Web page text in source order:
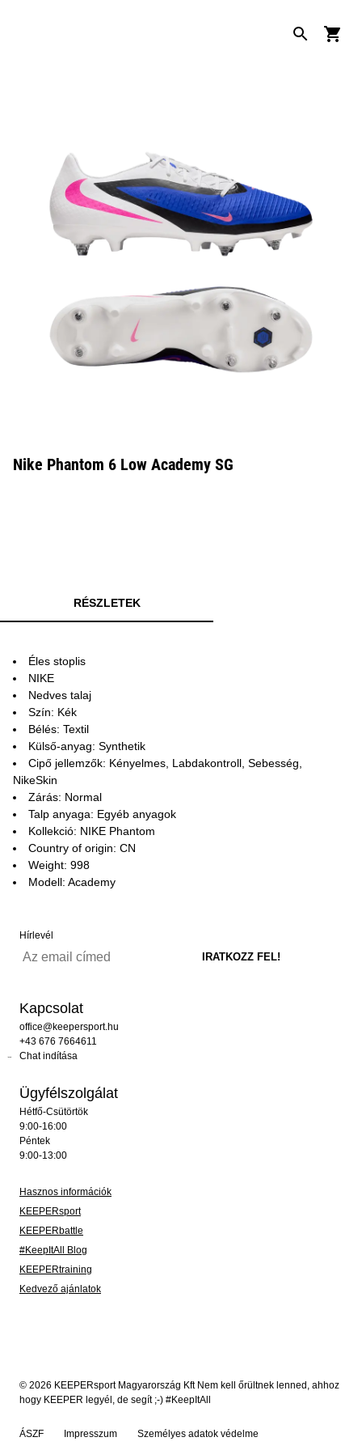
Nike Phantom 6 Low Academy SG
RÉSZLETEK
Éles stoplis
NIKE
Nedves talaj
Szín: Kék
Bélés: Textil
Külső-anyag: Synthetik
Cipő jellemzők: Kényelmes, Labdakontroll, Sebesség,
NikeSkin
Zárás: Normal
Talp anyaga: Egyéb anyagok
Kollekció: NIKE Phantom
Country of origin: CN
Weight: 998
Modell: Academy
Hírlevél
Kapcsolat
office@keepersport.hu
+43 676 7664611
Chat indítása
Ügyfélszolgálat
Hétfő-Csütörtök
9:00-16:00
Péntek
9:00-13:00
Hasznos információk
KEEPERsport
KEEPERbattle
#KeepItAll Blog
KEEPERtraining
Kedvező ajánlatok
© 2026 KEEPERsport Magyarország Kft Nem kell őrültnek lenned, ahhoz
hogy KEEPER legyél, de segít ;-) #KeepItAll
ÁSZF Impresszum Személyes adatok védelme